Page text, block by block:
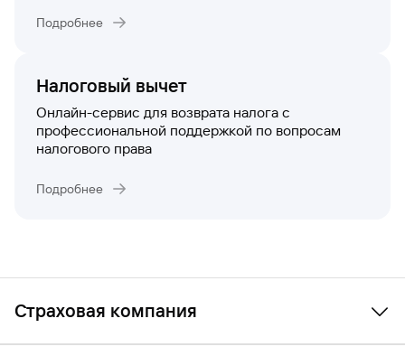
Подробнее
Налоговый вычет
Онлайн-сервис для возврата налога с
профессиональной поддержкой по вопросам
налогового права
Подробнее
Страховая компания